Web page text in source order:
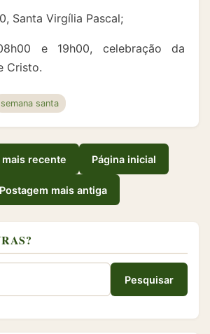
Santa Virgília Pascal;
e 19h00, celebração da
Cristo.
semana santa
mais recente Página inicial
Postagem mais antiga
Pesquisar